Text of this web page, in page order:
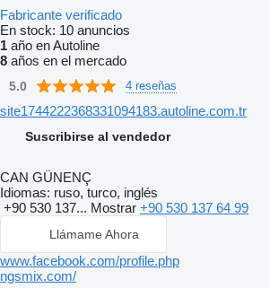
Fabricante verificado
En stock: 10 anuncios
1 año en Autoline
8 años en el mercado
5.0 4 reseñas
site1744222368331094183.autoline.com.tr
Suscribirse al vendedor
CAN GÜNENÇ
Idiomas: ruso, turco, inglés
+90 530 137... Mostrar +90 530 137 64 99
Llámame Ahora
www.facebook.com/profile.php
ngsmix.com/